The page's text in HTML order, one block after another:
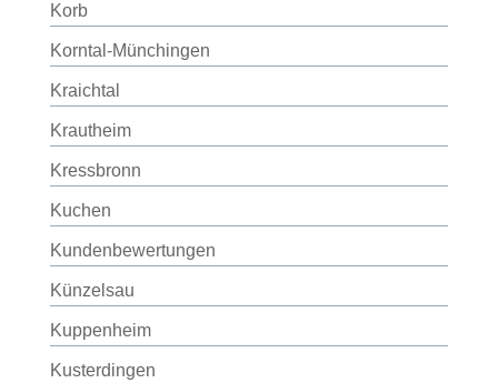
Korb
Korntal-Münchingen
Kraichtal
Krautheim
Kressbronn
Kuchen
Kundenbewertungen
Künzelsau
Kuppenheim
Kusterdingen